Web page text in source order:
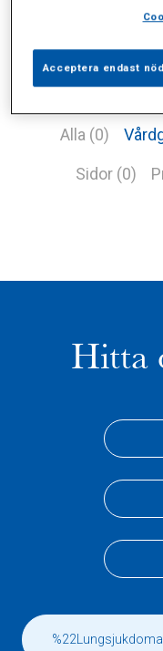
Alla (0)
Sidor (0)
Hitta
Acceptera endast